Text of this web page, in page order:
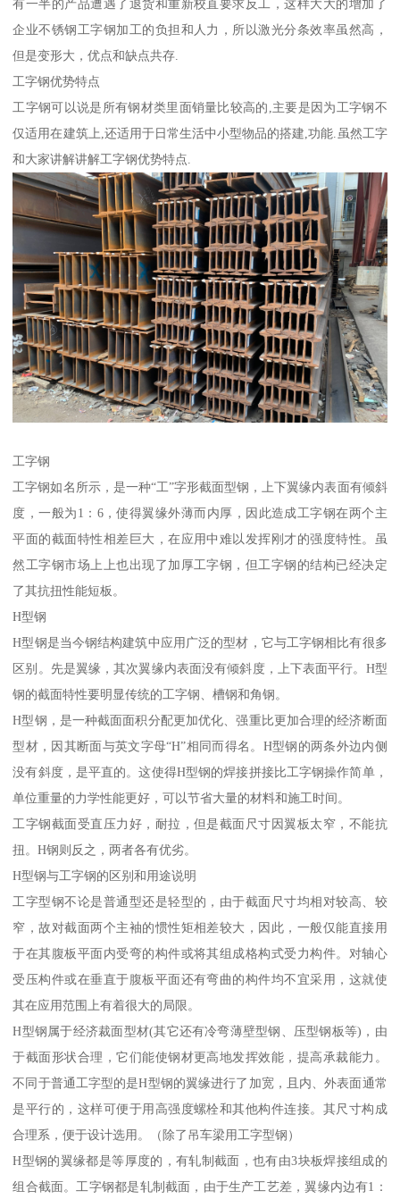
有一半的产品遭遇了退货和重新校直要求反工，这样大大的增加了
企业不锈钢工字钢加工的负担和人力，所以激光分条效率虽然高，
但是变形大，优点和缺点共存.
工字钢优势特点
工字钢可以说是所有钢材类里面销量比较高的,主要是因为工字钢不
仅适用在建筑上,还适用于日常生活中小型物品的搭建,功能.虽然工字
和大家讲解讲解工字钢优势特点.
工字钢
工字钢如名所示，是一种“工”字形截面型钢，上下翼缘内表面有倾斜
度，一般为1：6，使得翼缘外薄而内厚，因此造成工字钢在两个主
平面的截面特性相差巨大，在应用中难以发挥刚才的强度特性。虽
然工字钢市场上上也出现了加厚工字钢，但工字钢的结构已经决定
了其抗扭性能短板。
H型钢
H型钢是当今钢结构建筑中应用广泛的型材，它与工字钢相比有很多
区别。先是翼缘，其次翼缘内表面没有倾斜度，上下表面平行。H型
钢的截面特性要明显传统的工字钢、槽钢和角钢。
H型钢，是一种截面面积分配更加优化、强重比更加合理的经济断面
型材，因其断面与英文字母“H”相同而得名。H型钢的两条外边内侧
没有斜度，是平直的。这使得H型钢的焊接拼接比工字钢操作简单，
单位重量的力学性能更好，可以节省大量的材料和施工时间。
工字钢截面受直压力好，耐拉，但是截面尺寸因翼板太窄，不能抗
扭。H钢则反之，两者各有优劣。
H型钢与工字钢的区别和用途说明
工字型钢不论是普通型还是轻型的，由于截面尺寸均相对较高、较
窄，故对截面两个主袖的惯性矩相差较大，因此，一般仅能直接用
于在其腹板平面内受弯的构件或将其组成格构式受力构件。对轴心
受压构件或在垂直于腹板平面还有弯曲的构件均不宜采用，这就使
其在应用范围上有着很大的局限。
H型钢属于经济裁面型材(其它还有冷弯薄壁型钢、压型钢板等)，由
于截面形状合理，它们能使钢材更高地发挥效能，提高承裁能力。
不同于普通工字型的是H型钢的翼缘进行了加宽，且内、外表面通常
是平行的，这样可便于用高强度螺栓和其他构件连接。其尺寸构成
合理系，便于设计选用。（除了吊车梁用工字型钢）
H型钢的翼缘都是等厚度的，有轧制截面，也有由3块板焊接组成的
组合截面。工字钢都是轧制截面，由于生产工艺差，翼缘内边有1：